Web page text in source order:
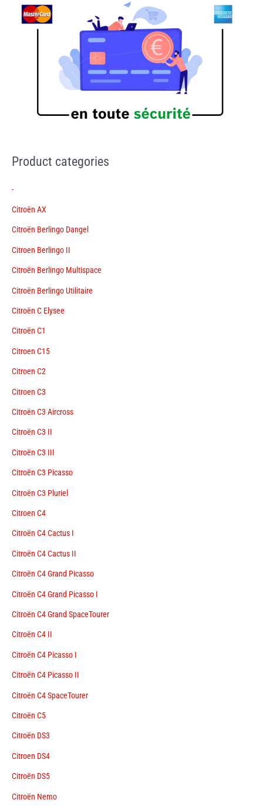
Product categories
-
Citroën AX
Citroën Berlingo Dangel
Citroen Berlingo II
Citroën Berlingo Multispace
Citroën Berlingo Utilitaire
Citroën C Elysee
Citroën C1
Citroen C15
Citroen C2
Citroen C3
Citroën C3 Aircross
Citroën C3 II
Citroën C3 III
Citroën C3 Picasso
Citroën C3 Pluriel
Citroen C4
Citroën C4 Cactus I
Citroën C4 Cactus II
Citroën C4 Grand Picasso
Citroën C4 Grand Picasso I
Citroën C4 Grand SpaceTourer
Citroën C4 II
Citroën C4 Picasso I
Citroën C4 Picasso II
Citroën C4 SpaceTourer
Citroën C5
Citroën DS3
Citroen DS4
Citroën DS5
Citroën Nemo